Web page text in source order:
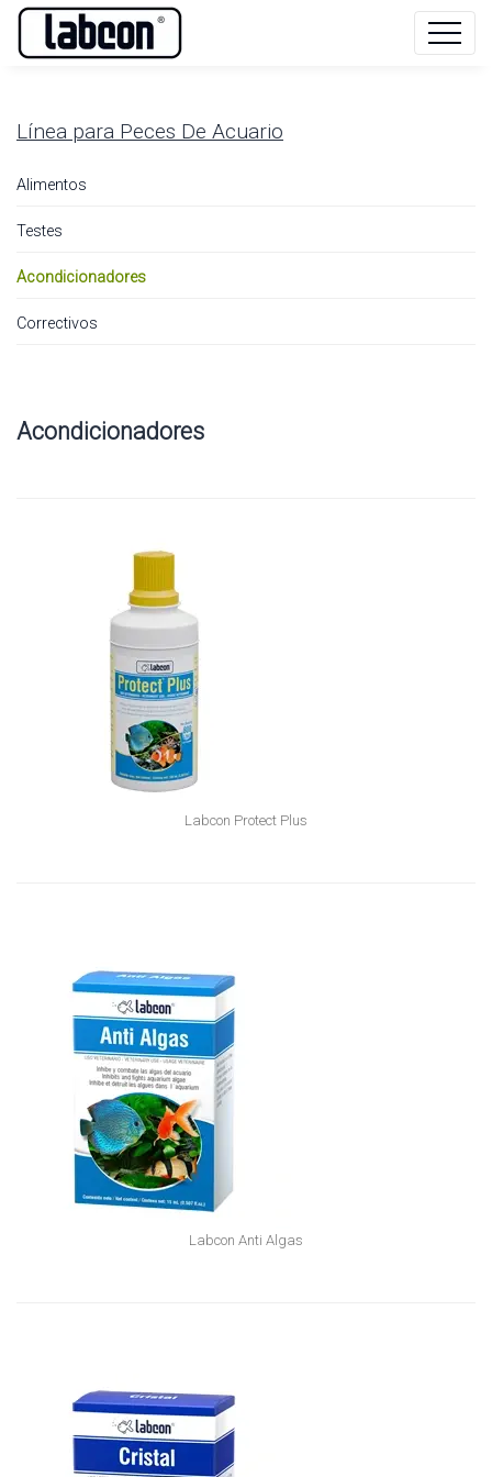
Línea para Peces De Acuario
Alimentos
Testes
Acondicionadores
Correctivos
Acondicionadores
Labcon Protect Plus
Labcon Anti Algas